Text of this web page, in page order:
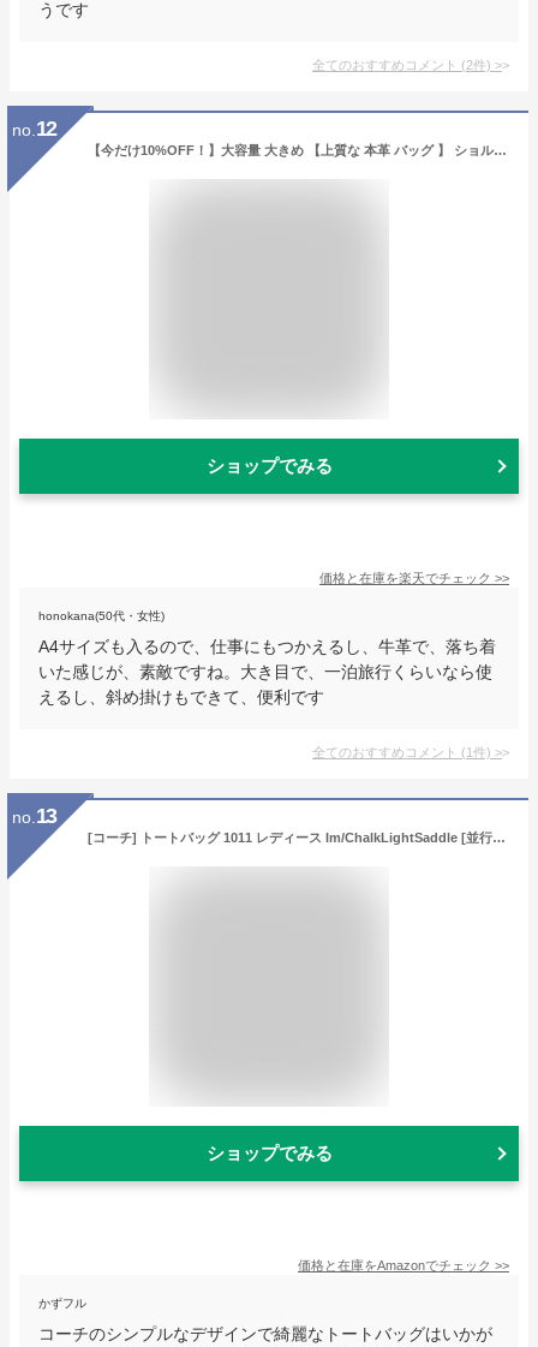
うです
全てのおすすめコメント (2件) >
no. 12
【今だけ10%OFF！】大容量 大きめ 【上質な 本革 バッグ 】 ショルダーバッグ レディース 【クロード】 通勤バッグ A4 大きめ 斜めがけ 2way OL ボストンバッグ 旅行バッグ 一泊旅行 ビジネス 仕事用 革 牛革 レザー かばん
ショップでみる
価格と在庫を楽天でチェック >>
honokana(50代・女性)
A4サイズも入るので、仕事にもつかえるし、牛革で、落ち着
いた感じが、素敵ですね。大き目で、一泊旅行くらいなら使
えるし、斜め掛けもできて、便利です
全てのおすすめコメント (1件) >
no. 13
[コーチ] トートバッグ 1011 レディース Im/ChalkLightSaddle [並行輸入品]
ショップでみる
価格と在庫をAmazonでチェック >>
かずフル
コーチのシンプルなデザインで綺麗なトートバッグはいかが